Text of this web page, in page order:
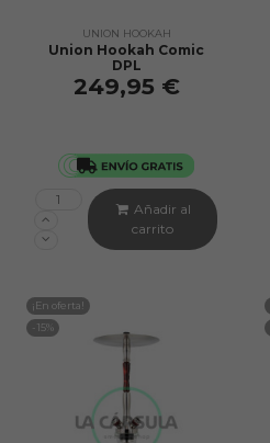
UNION HOOKAH
Union Hookah Comic
DPL
249,95 €
Añadir al
carrito
¡En oferta!
-15%